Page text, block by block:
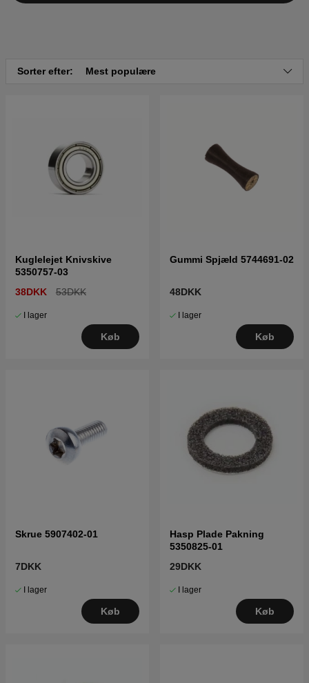
Sorter efter: Mest populære
Kuglelejet Knivskive
5350757-03
38DKK
53DKK
I lager
Køb
Gummi Spjæld 5744691-02
48DKK
I lager
Køb
Skrue 5907402-01
7DKK
I lager
Køb
Hasp Plade Pakning
5350825-01
29DKK
I lager
Køb